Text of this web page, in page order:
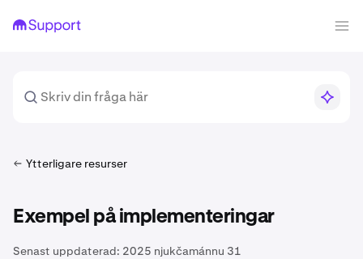
Ytterligare resurser
Exempel på implementeringar
Senast uppdaterad: 2025 njukčamánnu 31